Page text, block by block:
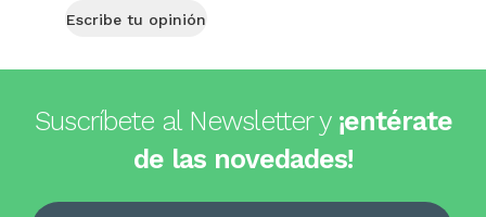
Escribe tu opinión
Suscríbete al Newsletter y ¡entérate
de las novedades!